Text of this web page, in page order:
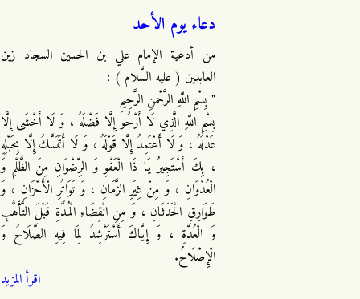
دعاء يوم الأحد
من أدعية الإمام علي بن الحسين السجاد زين
العابدين ( عليه السَّلام ) :
" بِسْمِ اللَّهِ الرَّحْمنِ الرَّحِيمِ
بِسْمِ اللَّهِ الَّذِي لَا أَرْجُو إِلَّا فَضْلَهُ ، وَ لَا أَخْشَى إِلَّا
عَدْلَهُ ، وَ لَا أَعْتَمِدُ إِلَّا قَوْلَهُ ، وَ لَا أَتَمَسَّكُ إِلَّا بِحَبْلِهِ
، بِكَ أَسْتَجِيرُ يَا ذَا الْعَفْوِ وَ الرِّضْوَانِ مِنَ الظُّلْمِ وَ
الْعُدْوَانِ ، وَ مِنْ غِيَرِ الزَّمَانِ ، وَ تَوَاتُرِ الْأَحْزَانِ ، وَ
طَوَارِقِ الْحَدَثَانِ ، وَ مِنِ انْقِضَاءِ الْمُدَّةِ قَبْلَ التَّأَهُّبِ
وَ الْعُدَّةِ ، وَ إِيَّاكَ أَسْتَرْشِدُ لِمَا فِيهِ الصَّلَاحُ وَ
الْإِصْلَاحُ.
اقرأ المزيد